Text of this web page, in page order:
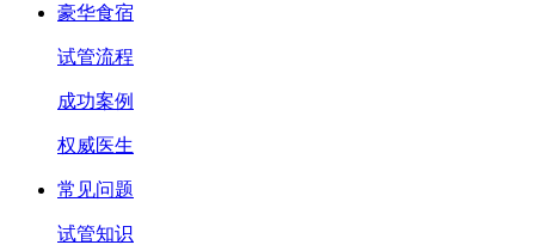
豪华食宿
试管流程
成功案例
权威医生
常见问题
试管知识